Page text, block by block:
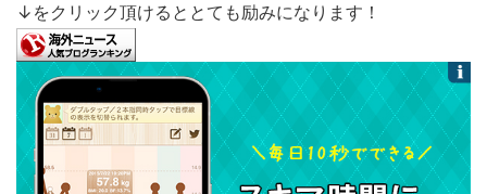
↓をクリック頂けるととても励みになります！